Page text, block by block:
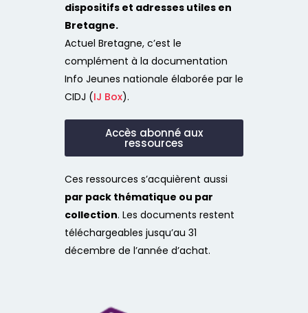
dispositifs et adresses utiles en
Bretagne.
Actuel Bretagne, c’est le
complément à la documentation
Info Jeunes nationale élaborée par le
CIDJ (IJ Box).
Accès abonné aux
ressources
Ces ressources s’acquièrent aussi
par pack thématique ou par
collection. Les documents restent
téléchargeables jusqu’au 31
décembre de l’année d’achat.